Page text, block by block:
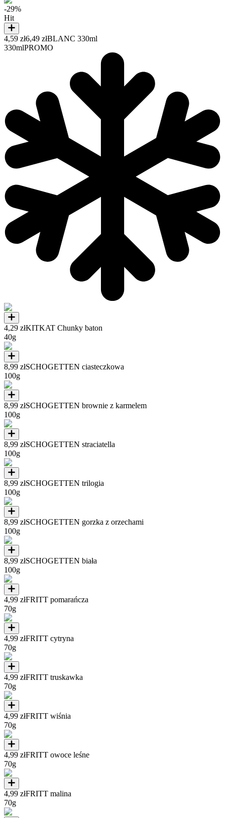
-29%
Hit
4,59 zł6,49 złBLANC 330ml
330mlPROMO
4,29 złKITKAT Chunky baton
40g
8,99 złSCHOGETTEN ciasteczkowa
100g
8,99 złSCHOGETTEN brownie z karmelem
100g
8,99 złSCHOGETTEN straciatella
100g
8,99 złSCHOGETTEN trilogia
100g
8,99 złSCHOGETTEN gorzka z orzechami
100g
8,99 złSCHOGETTEN biała
100g
4,99 złFRITT pomarańcza
70g
4,99 złFRITT cytryna
70g
4,99 złFRITT truskawka
70g
4,99 złFRITT wiśnia
70g
4,99 złFRITT owoce leśne
70g
4,99 złFRITT malina
70g